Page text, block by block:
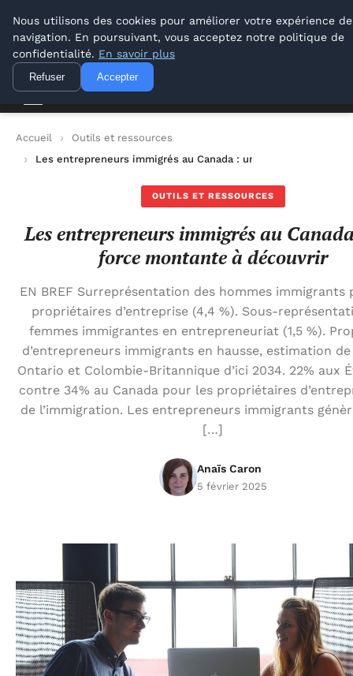
Lyon Photos
Lyon Photos
Accueil
Outils et ressources
Les entrepreneurs immigrés au Canada : une force montante
OUTILS ET RESSOURCES
Les entrepreneurs immigrés au
force montante à découvrir
EN BREF Surreprésentation des hommes immigrants
propriétaires d’entreprise (4,4 %). Sous-
femmes immigrantes en entrepreneuriat (1,5 %).
d’entrepreneurs immigrants en hausse, estimation
Ontario et Colombie-Britannique d’ici 2034. 22% aux
contre 34% au Canada pour les propriétaires
de l’immigration. Les entrepreneurs immigrants
[…]
Anaïs Caron
5 février 2025
Nous utilisons des cookies pour améliorer votre expérience de
navigation. En poursuivant, vous acceptez notre politique de
confidentialité. En savoir plus
Refuser Accepter